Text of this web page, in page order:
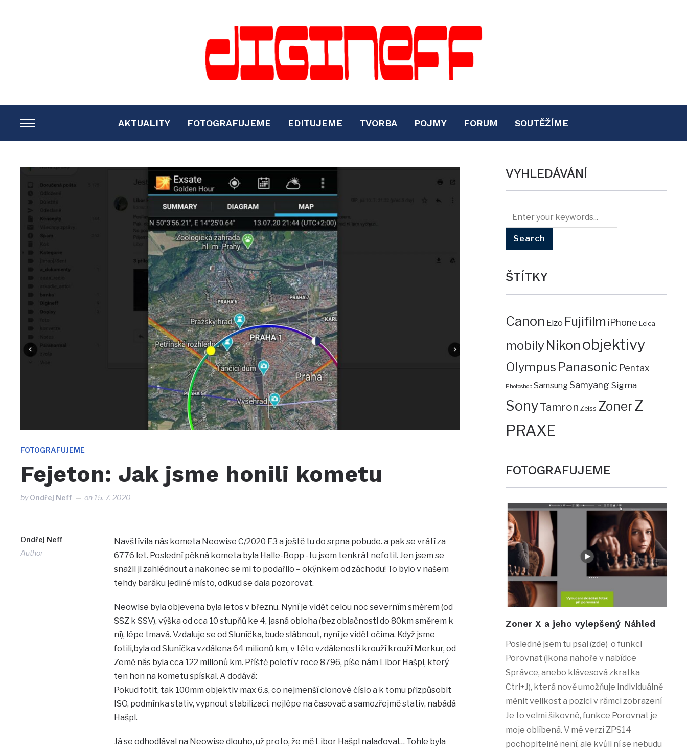
TOGGLE
SIDEBAR
NAVIGATION
AKTUALITY FOTOGRAFUJEME EDITUJEME TVORBA POJMY FORUM SOUTĚŽÍME
FOTOGRAFUJEME
Fejeton: Jak jsme honili kometu
byOndřej Neff on 15. 7. 2020
Ondřej Neff
Author
Navštívila nás kometa Neowise C/2020 F3 a ještě tu do srpna pobude. a pak se vrátí za
6776 let. Poslední pěkná kometa byla Halle-Bopp -tu jsem tenkrát nefotil. Jen jsem se
snažil ji zahlédnout a nakonec se mi to podařilo – okýnkem od záchodu! To bylo v našem
tehdy baráku jediné místo, odkud se dala pozorovat.
Neowise byla objevena byla letos v březnu. Nyní je vidět celou noc severním směrem (od
SSZ k SSV), výška od cca 10 stupňů ke 4, jasná obloha (bez oblačnosti do 80km směrem k
ní), lépe tmavá. Vzdaluje se od Sluníčka, bude slábnout, nyní je vidět očima. Když jsme
fotili,byla od Sluníčka vzdálena 64 milionů km, v této vzdálenosti krouží krouží Merkur, od
Země nás byla cca 122 milionů km. Příště poletí v roce 8796, píše nám Libor Hašpl, který
ten hon na kometu spískal. A dodává:
Pokud fotit, tak 100mm objektiv max 6.s, co nejmenší clonové číslo a k tomu přizpůsobit
ISO, podmínka stativ, vypnout stabilizaci, nejlépe na časovač a samozřejmě stativ, nabádá
Hašpl.
Já se odhodlával na Neowise dlouho, už proto, že mě Libor Hašpl nalaďoval… Tohle byla
VYHLEDÁVÁNÍ
ŠTÍTKY
Canon Eizo Fujifilm iPhone Leica
mobilyNikon objektivy
Olympus Panasonic Pentax
Photoshop SamsungSamyang Sigma
SonyTamron Zeiss ZonerZ
PRAXE
FOTOGRAFUJEME
Zoner X a jeho vylepšený Náhled
Posledně jsem tu psal (zde) o funkci
Porovnat (ikona nahoře v nabídce
Správce, anebo klávesová zkratka
Ctrl+J), která nově umožňuje individuálně
měnit velikost a pozici v rámci zobrazení
Je to velmi šikovné, funkce Porovnat je
moje oblíbená. V mé verzi ZPS14
pochopitelně není, ale kvůli ní se nebudu